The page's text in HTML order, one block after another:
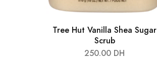
Tree Hut Vanilla Shea Sugar
Scrub
250.00 DH